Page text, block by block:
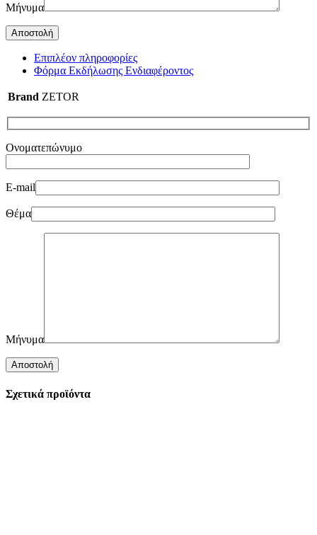
Μήνυμα
Επιπλέον πληροφορίες
Φόρμα Εκδήλωσης Ενδιαφέροντος
Brand ZETOR
Ονοματεπώνυμο
E-mail
Θέμα
Μήνυμα
Σχετικά προϊόντα